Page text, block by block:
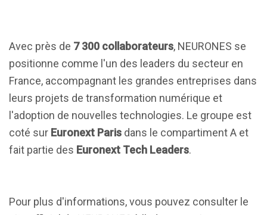
Avec près de 7 300 collaborateurs, NEURONES se
positionne comme l'un des leaders du secteur en
France, accompagnant les grandes entreprises dans
leurs projets de transformation numérique et
l'adoption de nouvelles technologies. Le groupe est
coté sur Euronext Paris dans le compartiment A et
fait partie des Euronext Tech Leaders.
Pour plus d'informations, vous pouvez consulter le